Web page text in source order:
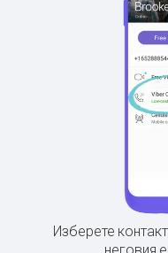
Изберете
неговия